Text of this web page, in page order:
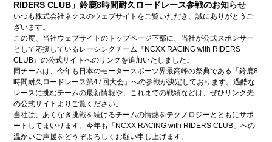
RIDERS CLUB」鈴鹿8時間耐久ロードレース参戦のお知らせ
いつも株式会社ネクスのウェブサイトをご覧いただき、誠にありがとうご
ざいます。
この度、当社ウェブサイトのトップページ下部に、当社が公式スポンサー
として応援しているレーシングチーム『NCXX RACING with RIDERS
CLUB』の公式サイトへのリンクを追加いたしました。
同チームは、今年も日本のモータースポーツ界最高峰の祭典である「鈴鹿8
時間耐久ロードレース第47回大会」への参戦が決定しております。過酷な
レースに挑むチームの最新情報や、これまでの戦績などは、ぜひリンク先
の公式サイトよりご覧ください。
当社は、あくなき挑戦を続けるチームの情熱をテクノロジーとともにサポ
ートしてまいります。今年も「NCXX RACING with RIDERS CLUB」への
温かいご声援をどうぞよろしくお願い申し上げます。